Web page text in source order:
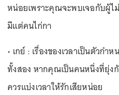
หน่อยเพราะคุณจะพบเจอกับผู้ไ
มีแต่คนไก่กา
• เกย์ : เรื่องของเวลาเป็นตัวก
ทั้งสอง หากคุณเป็นคนหนึ่งที่ยุ่งกั
ควรแบ่งเวลาให้รักเสียหน่อย